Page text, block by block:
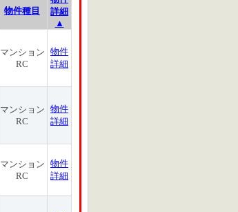
物件種目
詳細
▲
マンション
RC
物件
詳細
マンション
RC
物件
詳細
マンション
RC
物件
詳細